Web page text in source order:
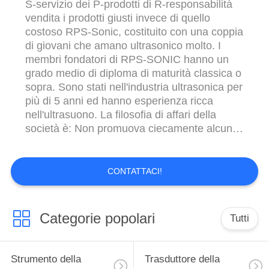
SULLA
PRIVACY
S-servizio dei P-prodotti di R-responsabilità
vendita i prodotti giusti invece di quello
costoso RPS-Sonic, costituito con una coppia
di giovani che amano ultrasonico molto. I
membri fondatori di RPS-SONIC hanno un
grado medio di diploma di maturità classica o
sopra. Sono stati nell'industria ultrasonica per
più di 5 anni ed hanno esperienza ricca
nell'ultrasuono. La filosofia di affari della
società è: Non promuova ciecamente alcun
cliente. Così prima di ogni ordine,
confermeremo tutti i dettagli, compreso i
dettagli dell'applicazione, stati dell...
CONTATTACI!
Categorie popolari Tutti
Strumento della
Trasduttore della